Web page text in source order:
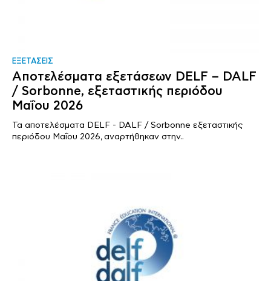
ΕΞΕΤΑΣΕΙΣ
Αποτελέσματα εξετάσεων DELF – DALF
/ Sorbonne, εξεταστικής περιόδου
Μαΐου 2026
Τα αποτελέσματα DELF - DALF / Sorbonne εξεταστικής
περιόδου Μαΐου 2026, αναρτήθηκαν στην..